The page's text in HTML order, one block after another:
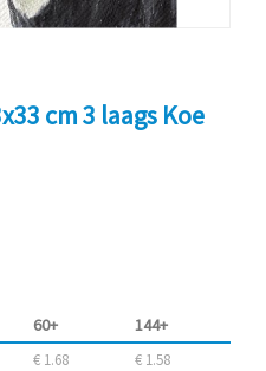
cm 3 laags Koe
60+ 144+
€ 1.68 € 1.58